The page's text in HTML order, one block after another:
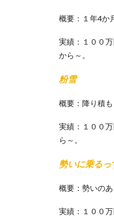
概要：１年4か
実績：１００
から～。
粉雪
概要：降り積
実績：１００
ら～。
勢いに乗るっ
概要：勢いの
実績：１００